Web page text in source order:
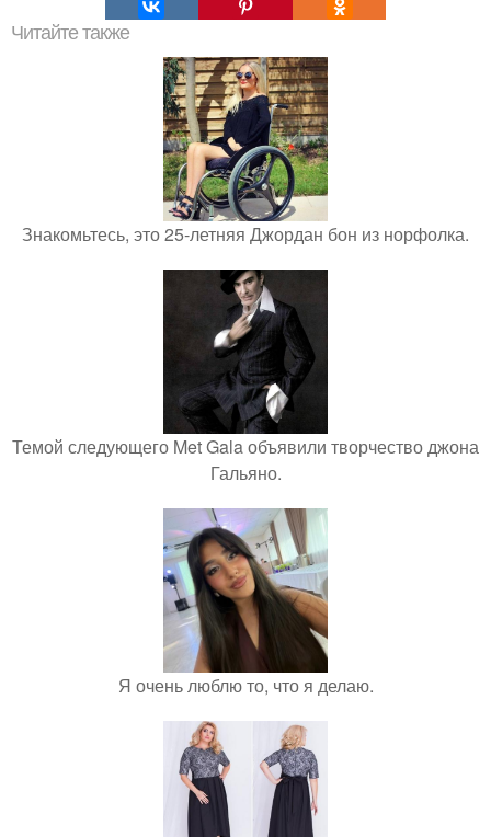
Читайте также
Знакомьтесь, это 25-летняя Джордан бон из норфолка.
Темой следующего Met Gala объявили творчество джона
Гальяно.
Я очень люблю то, что я делаю.